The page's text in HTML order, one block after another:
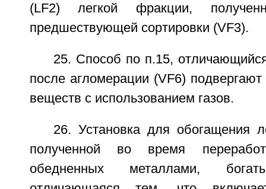
(LF2) легкой фракции,
предшествующей сортировки (VF3).
25. Способ по п.15,
после агломерации (VF6)
веществ с использованием газов.
26. Установка для обогащения
полученной во время
обедненных металлами,